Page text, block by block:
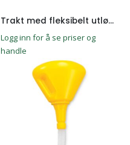
Trakt med fleksibelt utløp. Dia 228mm
Logg inn for å se priser og
handle